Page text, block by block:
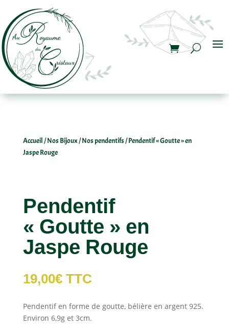
Accueil/Nos Bijoux/Nos pendentifs/ Pendentif « Goutte » en
Jaspe Rouge
Pendentif
« Goutte » en
Jaspe Rouge
19,00€ TTC
Pendentif en forme de goutte, bélière en argent 925.
Environ 6,9g et 3cm.